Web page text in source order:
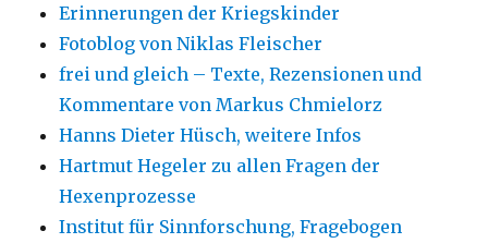
Erinnerungen der Kriegskinder
Fotoblog von Niklas Fleischer
frei und gleich – Texte, Rezensionen und
Kommentare von Markus Chmielorz
Hanns Dieter Hüsch, weitere Infos
Hartmut Hegeler zu allen Fragen der
Hexenprozesse
Institut für Sinnforschung, Fragebogen